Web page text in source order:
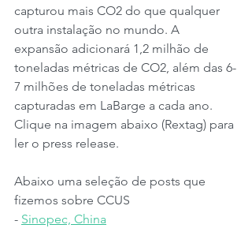
capturou mais CO2 do que qualquer
outra instalação no mundo. A
expansão adicionará 1,2 milhão de
toneladas métricas de CO2, além das 6-
7 milhões de toneladas métricas
capturadas em LaBarge a cada ano.
Clique na imagem abaixo (Rextag) para
ler o press release.
Abaixo uma seleção de posts que
fizemos sobre CCUS
- Sinopec, China